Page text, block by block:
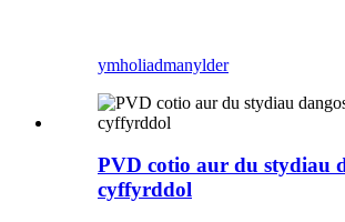
ymholiadmanylder
PVD cotio aur du stydiau
cyffyrddol